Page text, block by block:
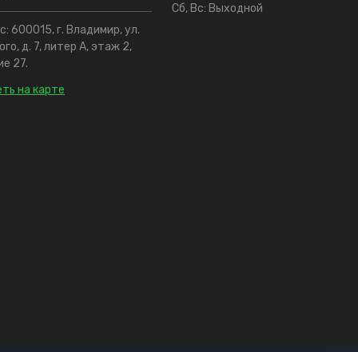
600015, г. Владимир, ул.
д. 7, литер А, этаж 2,
27.
на карте
Сб, Вс: Выходной